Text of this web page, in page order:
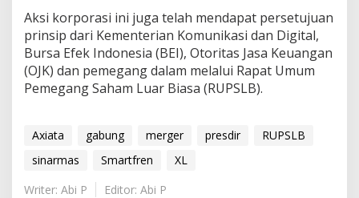
Aksi korporasi ini juga telah mendapat persetujuan
prinsip dari Kementerian Komunikasi dan Digital,
Bursa Efek Indonesia (BEI), Otoritas Jasa Keuangan
(OJK) dan pemegang dalam melalui Rapat Umum
Pemegang Saham Luar Biasa (RUPSLB).
Axiata gabung merger presdir
RUPSLB
sinarmas
Smartfren
XL
Writer: Abi P
Editor: Abi P